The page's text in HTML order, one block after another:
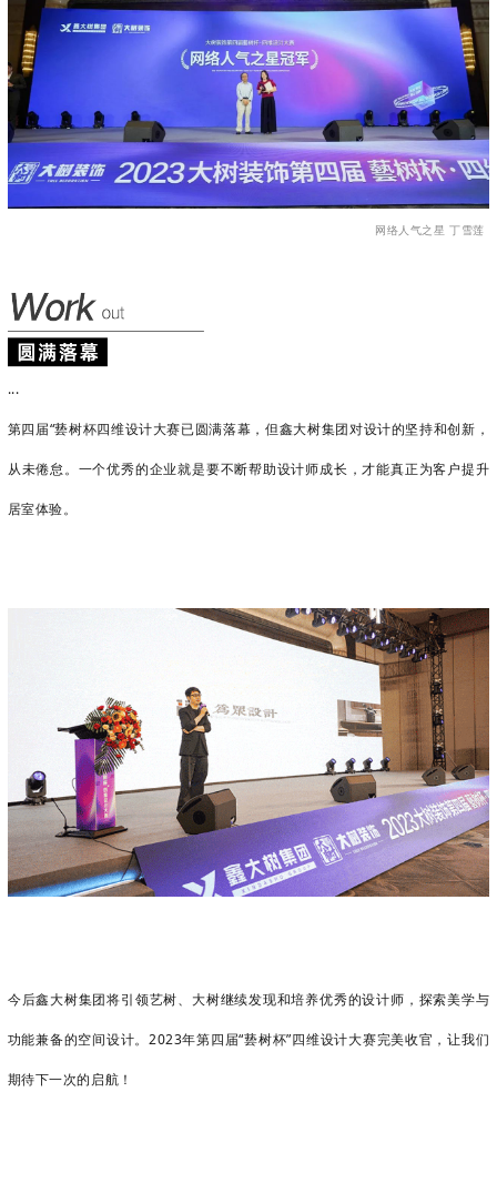
网络人气之星 丁雪莲
...
第四届“兿树杯四维设计大赛已圆满落幕，但鑫大树集团对设计的坚持和创新，
从未倦怠。一个优秀的企业就是要不断帮助设计师成长，才能真正为客户提升
居室体验。
今后鑫大树集团将引领艺树、大树继续发现和培养优秀的设计师，探索美学与
功能兼备的空间设计。2023年第四届“兿树杯”四维设计大赛完美收官，让我们
期待下一次的启航！